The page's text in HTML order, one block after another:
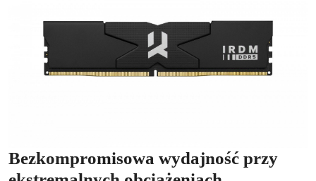
Bezkompromisowa wydajność przy